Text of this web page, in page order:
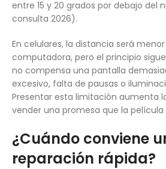
entre 15 y 20 grados por debajo del
consulta 2026).
En celulares, la distancia será
computadora, pero el principio
no compensa una pantalla
excesivo, falta de pausas o
Presentar esta limitación aumenta
vender una promesa que la
¿Cuándo conviene
reparación rápida?